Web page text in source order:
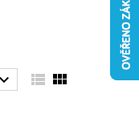
  